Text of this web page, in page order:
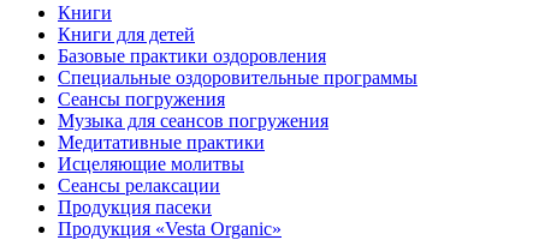
Книги
Книги для детей
Базовые практики оздоровления
Специальные оздоровительные программы
Сеансы погружения
Музыка для сеансов погружения
Медитативные практики
Исцеляющие молитвы
Сеансы релаксации
Продукция пасеки
Продукция «Vesta Organic»